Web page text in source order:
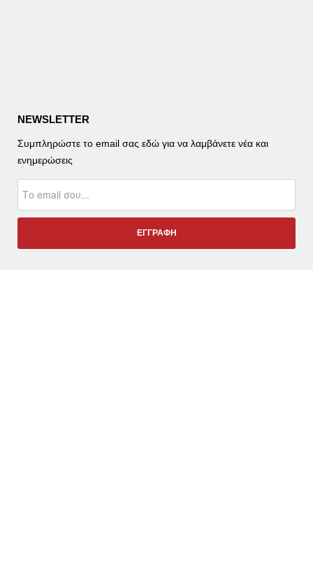
NEWSLETTER
Συμπληρώστε το email σας εδώ για να λαμβάνετε νέα και
ενημερώσεις